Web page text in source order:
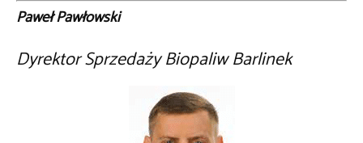
Paweł Pawłowski
Dyrektor Sprzedaży Biopaliw Barlinek